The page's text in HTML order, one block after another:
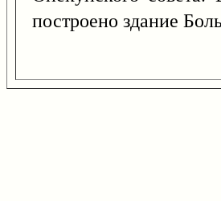
построено здание